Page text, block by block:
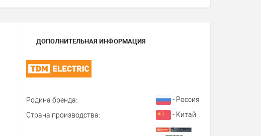
ДОПОЛНИТЕЛЬНАЯ ИНФОРМАЦИЯ
Родина бренда:
- Россия
Страна производства:
- Китай